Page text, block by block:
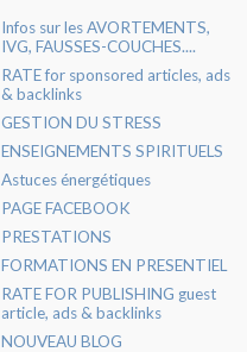
Infos sur les AVORTEMENTS,
IVG, FAUSSES-COUCHES....
RATE for sponsored articles, ads
& backlinks
GESTION DU STRESS
ENSEIGNEMENTS SPIRITUELS
Astuces énergétiques
PAGE FACEBOOK
PRESTATIONS
FORMATIONS EN PRESENTIEL
RATE FOR PUBLISHING guest
article, ads & backlinks
NOUVEAU BLOG